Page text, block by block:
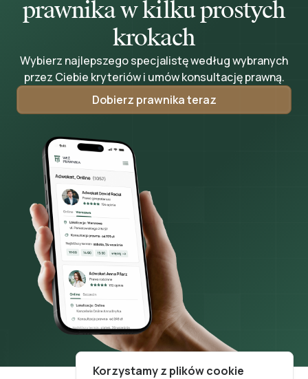
prawnika w kilku prostych
krokach
Wybierz najlepszego specjalistę według wybranych
przez Ciebie kryteriów i umów konsultację prawną.
Dobierz prawnika teraz
Korzystamy z plików cookie